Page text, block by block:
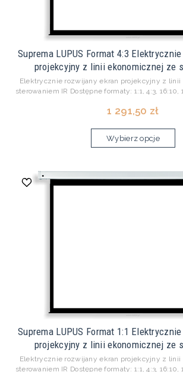
Suprema LUPUS Format 4:3
projekcyjny z linii ekonomicznej ze
Elektrycznie rozwijany ekran projekcyjny z linii
sterowaniem IR Dostępne formaty: 1:1, 4:3, 16:10,
1 291,50 zł
Wybierz opcje
Suprema LUPUS Format 1:1
projekcyjny z linii ekonomicznej ze
Elektrycznie rozwijany ekran projekcyjny z linii
sterowaniem IR Dostępne formaty: 1:1, 4:3, 16:10,